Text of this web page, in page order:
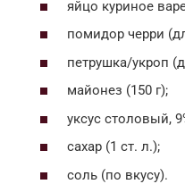
яйцо куриное
помидор черри
петрушка/укроп
майонез (150 г);
уксус столовый,
сахар (1 ст. л.);
соль (по вкусу).